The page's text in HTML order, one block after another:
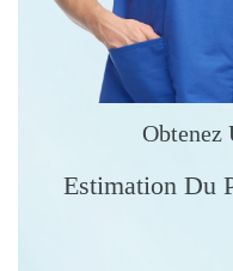
Obtenez
Estimation Du